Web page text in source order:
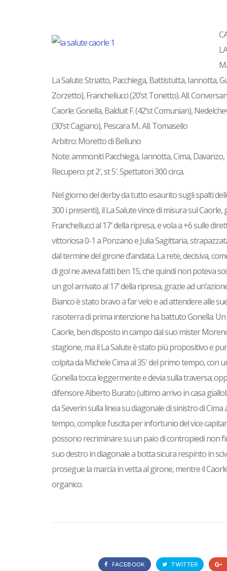
La Salute: Striatto, Pacchiega, Battistutta, Iannotta,
Zorzetto), Franchellucci (20’st Tonetto). All.
Caorle: Gonella, Balduit F. (42’st Comunian),
(30’st Cagiano), Pescara M.. All. Tomasello
Arbitro: Moretto di Belluno
Note: ammoniti Pacchiega, Iannotta, Cima,
Recupero: pt 2′, st 5′. Spettatori 300 circa.
Nel giorno del derby da tutto esaurito sugli spalti
300 i presenti), il La Salute vince di misura sul Caorle,
Franchellucci al 17′ della ripresa, e vola a +6 sulle
vittoriosa 0-1 a Ponzano e Julia Sagittaria,
dal termine del girone d’andata. La rete, decisiva,
di gol ne aveva fatti ben 15, che quindi non poteva
un gol arrivato al 17′ della ripresa, grazie ad
Bianco è stato bravo a far velo e ad attendere alle
rasoterra di prima intenzione ha battuto Gonella.
Caorle, ben disposto in campo dal suo mister
stagione, ma il La Salute è stato più propositivo e
colpita da Michele Cima al 35′ del primo tempo,
Gonella tocca leggermente e devia sulla traversa;
difensore Alberto Burato (ultimo arrivo in casa
da Severin sulla linea su diagonale di sinistro di
tempo, complice l’uscita per infortunio del vice
possono recriminare su un paio di contropiedi non
suo destro in diagonale a botta sicura respinto in
prosegue la marcia in vetta al girone, mentre il
organico.
FACEBOOK TWITTER